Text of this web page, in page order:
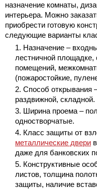
назначение комнаты,
интерьера. Можно
приобрести готовую
следующие варианты
Назначение –
лестничной
помещений,
(пожаростойкие,
Способ открывания
раздвижной, складной.
Ширина проема –
одностворчатые.
Класс защиты от
металлические двери
даже для банковских
Конструктивные
листов, толщина
защиты, наличие